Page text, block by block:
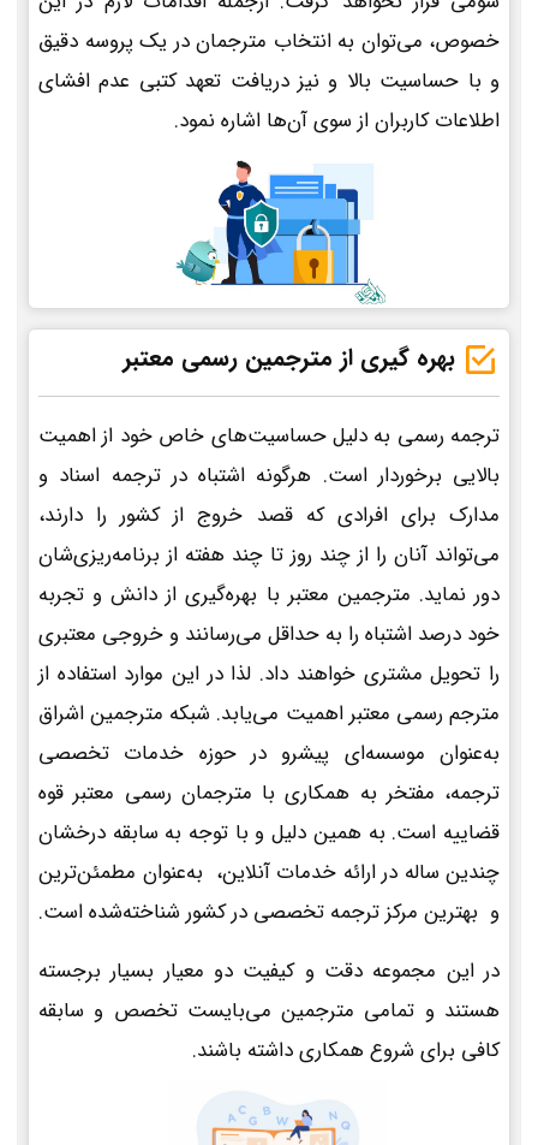
خصوص، می‌توان به انتخاب مترجمان در یک پروسه دقیق
و با حساسیت بالا و نیز دریافت تعهد کتبی عدم افشای
اطلاعات کاربران از سوی آن‌ها اشاره نمود.
بهره گیری از مترجمین رسمی معتبر
ترجمه رسمی به دلیل حساسیت‌های خاص خود از اهمیت
بالایی برخوردار است. هرگونه اشتباه در ترجمه اسناد و
مدارک برای افرادی که قصد خروج از کشور را دارند،
می‌تواند آنان را از چند روز تا چند هفته از برنامه‌ریزی‌شان
دور نماید. مترجمین معتبر با بهره‌گیری از دانش و تجربه
خود درصد اشتباه را به حداقل می‌رسانند و خروجی معتبری
را تحویل مشتری خواهند داد. لذا در این موارد استفاده از
مترجم رسمی معتبر اهمیت می‌یابد. شبکه مترجمین اشراق
به‌عنوان موسسه‌ای پیشرو در حوزه خدمات تخصصی
ترجمه، مفتخر به همکاری با مترجمان رسمی معتبر قوه
قضاییه است. به همین دلیل و با توجه به سابقه درخشان
چندین ساله در ارائه خدمات آنلاین، به‌عنوان مطمئن‌ترین
و بهترین مرکز ترجمه تخصصی در کشور شناخته‌شده است.
در این مجموعه دقت و کیفیت دو معیار بسیار برجسته
هستند و تمامی مترجمین می‌بایست تخصص و سابقه
کافی برای شروع همکاری داشته باشند.